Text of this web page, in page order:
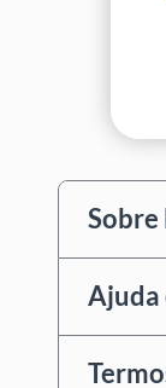
Ajuda